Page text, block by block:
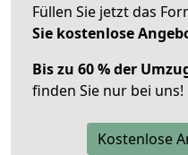
Füllen Sie jetzt das
Sie kostenlose
Bis zu 60 % der
finden Sie nur bei uns!
Kostenlose